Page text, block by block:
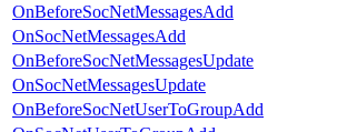
OnBeforeSocNetMessagesAdd
OnSocNetMessagesAdd
OnBeforeSocNetMessagesUpdate
OnSocNetMessagesUpdate
OnBeforeSocNetUserToGroupAdd